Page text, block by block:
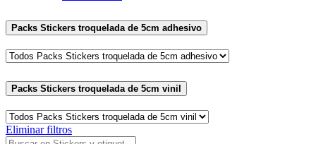
Packs Stickers troquelada de 5cm adhesivo
Packs Stickers troquelada de 5cm vinil
Eliminar filtros